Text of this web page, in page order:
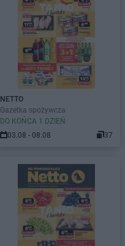
NETTO
Gazetka spożywcza
DO KOŃCA 1 DZIEŃ
03.08 - 08.08
37